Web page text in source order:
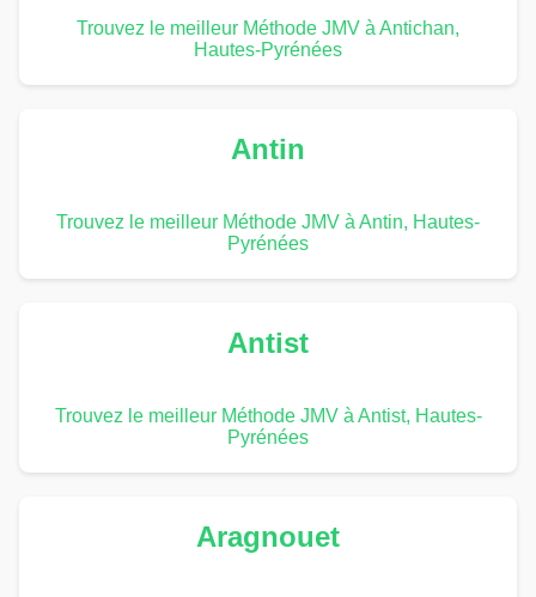
Trouvez le meilleur Méthode JMV à Antichan,
Hautes-Pyrénées
Antin
Trouvez le meilleur Méthode JMV à Antin, Hautes-
Pyrénées
Antist
Trouvez le meilleur Méthode JMV à Antist, Hautes-
Pyrénées
Aragnouet